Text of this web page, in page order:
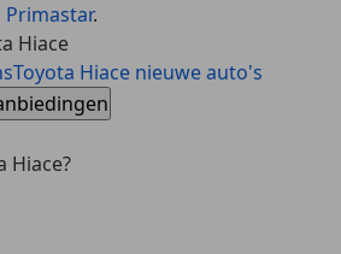
Primastar.
Hiace
Toyota Hiace nieuwe auto's
Hiace?